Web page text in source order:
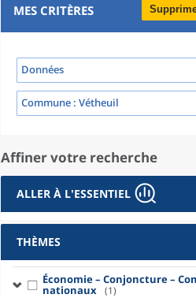
MES CRITÈRES
Données
Commune : Vétheuil
Affiner votre recherche
ALLER À L'ESSENTIEL
THÈMES
Économie – Conjoncture –
nationaux (1)